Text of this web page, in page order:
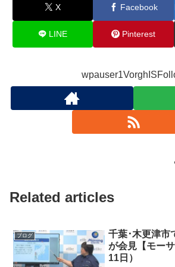
X Facebook
LINE Pinterest
Related articles
ブログ
千葉･木更津市
が会見【モー
11日）